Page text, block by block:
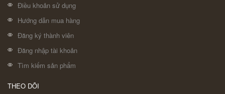
Điều khoản sử dụng
Hướng dẫn mua hàng
Đăng ký thành viên
Đăng nhập tài khoản
Tìm kiếm sản phẩm
THEO DÕI